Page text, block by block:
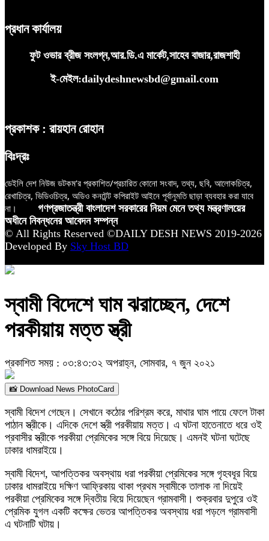
প্রধান কার্যালয়
ফুট ওভার ব্রীজ সংলগ্ন,আর.ডি.এ মার্কেট,সাহেব বাজার,রাজশাহী
ই-মেইল:dailydeshnewsbd@gmail.com
প্রকাশক : রায়হান রোহান
বিঃদ্রঃ
ডেইলি দেশ নিউজ ডটকম’র প্রকাশিত/প্রচারিত কোনো সংবাদ, তথ্য, ছবি, আলোকচিত্র,
রেখাচিত্র, ভিডিওচিত্র, অডিও কনটেন্ট কপিরাইট আইনে পূর্বানুমতি ছাড়া ব্যবহার করা যাবে
না।
গণপ্রজাতন্ত্রী বাংলাদেশ সরকারের নিয়ম মেনে তথ্য মন্ত্রণালয়ের
অধীনে নিবন্ধনের আবেদন সম্পন্ন
© All Rights Reserved ©DAILY DESH NEWS 2019-2026
Developed By Sky Host BD
স্বামী বিদেশে ঘাম ঝরাচ্ছেন, দেশে
পরকীয়ায় মত্ত স্ত্রী
প্রকাশিত সময় : ০৩:৪৩:৩২ অপরাহ্ন, সোমবার, ৭ জুন ২০২১
📸 Download News PhotoCard
স্বামী বিদেশ গেছেন। সেখানে কঠোর পরিশ্রম করে, মাথার ঘাম পায়ে ফেলে টাকা
পাঠান স্ত্রীকে। এদিকে দেশে স্ত্রী পরকীয়ায় মত্ত। এ ঘটনা হাতেনাতে ধরে ওই
প্রবাসীর স্ত্রীকে পরকীয়া প্রেমিকের সঙ্গে বিয়ে দিয়েছে। এমনই ঘটনা ঘটেছে
ঢাকার ধামরাইয়ে।
স্বামী বিদেশ, আপত্তিকর অবস্থায় ধরা পরকীয়া প্রেমিকের সঙ্গে গৃহবধূর বিয়ে
ঢাকার ধামরাইয়ে দক্ষিণ আফ্রিকায় থাকা প্রথম স্বামীকে তালাক না দিয়েই
পরকীয়া প্রেমিকের সঙ্গে দ্বিতীয় বিয়ে দিয়েছেন গ্রামবাসী। শুক্রবার দুপুরে ওই
প্রেমিক যুগল একটি কক্ষের ভেতর আপত্তিকর অবস্থায় ধরা পড়লে গ্রামবাসী
এ ঘটনাটি ঘটায়।